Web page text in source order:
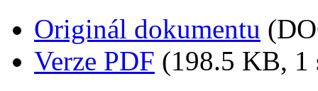
Originál dokumentu
Verze PDF (198.5 KB, 1